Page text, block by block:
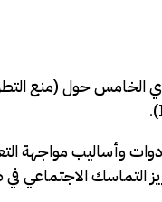
وأساليب مواجهة
الاجتماعي في